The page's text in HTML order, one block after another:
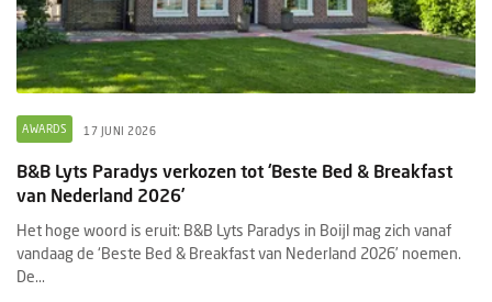
AWARDS 17 JUNI 2026
B&B Lyts Paradys verkozen tot ‘Beste Bed & Breakfast
van Nederland 2026’
Het hoge woord is eruit: B&B Lyts Paradys in Boijl mag zich vanaf
vandaag de ‘Beste Bed & Breakfast van Nederland 2026’ noemen.
De...